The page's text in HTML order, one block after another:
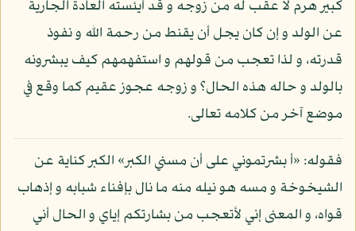
كبير هرم لا عقب له من زوجه و قد أيئسته العادة الجارية
عن الولد و إن كان يجل أن يقنط من رحمة الله و نفوذ
قدرته، و لذا تعجب من قولهم و استفهمهم كيف يبشرونه
بالولد و حاله هذه الحال؟ و زوجه عجوز عقيم كما وقع في
موضع آخر من كلامه تعالى.
فقوله: «أ بشرتموني على أن مسني الكبر» الكبر كناية عن
الشيخوخة و مسه هو نيله منه ما نال بإفناء شبابه و إذهاب
قواه، و المعنى إني لأتعجب من بشارتكم إياي و الحال أني